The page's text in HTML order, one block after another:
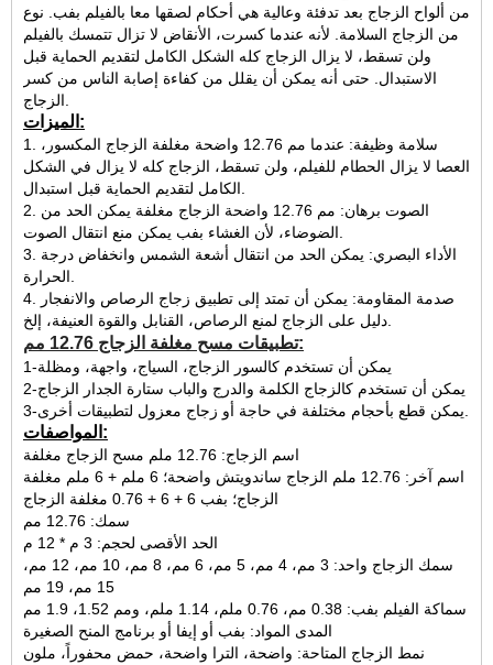
من ألواح الزجاج بعد تدفئة وعالية هي أحكام لصقها معا بالفيلم بفب. نوع
من الزجاج السلامة. لأنه عندما كسرت، الأنقاض لا تزال تتمسك بالفيلم
ولن تسقط، لا يزال الزجاج كله الشكل الكامل لتقديم الحماية قبل
الاستبدال. حتى أنه يمكن أن يقلل من كفاءة إصابة الناس من كسر
الميزات:
1. سلامة وظيفة: عندما مم 12.76 واضحة مغلفة الزجاج المكسور،
العصا لا يزال الحطام للفيلم، ولن تسقط، الزجاج كله لا يزال في الشكل
2. الصوت برهان: مم 12.76 واضحة الزجاج مغلفة يمكن الحد من
3. الأداء البصري: يمكن الحد من انتقال أشعة الشمس وانخفاض درجة
4. صدمة المقاومة: يمكن أن تمتد إلى تطبيق زجاج الرصاص والانفجار
تطبيقات مسح مغلفة الزجاج 12.76 مم:
1-يمكن أن تستخدم كالسور الزجاج، السياج، واجهة، ومظلة
2-يمكن أن تستخدم كالزجاج الكلمة والدرج والباب ستارة الجدار الزجاج
المواصفات:
اسم الزجاج: 12.76 ملم مسح الزجاج مغلفة
اسم آخر: 12.76 ملم الزجاج ساندويتش واضحة؛ 6 ملم + 6 ملم مغلفة
الزجاج؛ بفب 6 + 6 + 0.76 مغلفة الزجاج
سمك: 12.76 مم
الحد الأقصى لحجم: 3 م * 12 م
سمك الزجاج واحد: 3 مم، 4 مم، 5 مم، 6 مم، 8 مم، 10 مم، 12 مم،
15 مم، 19 مم
سماكة الفيلم بفب: 0.38 مم، 0.76 ملم، 1.14 ملم، ومم 1.52، 1.9 مم
المدى المواد: بفب أو إيفا أو برنامج المنح الصغيرة
نمط الزجاج المتاحة: واضحة، الترا واضحة، حمض محفوراً، ملون